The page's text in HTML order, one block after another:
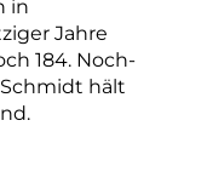
in
Jahre
184. Noch-
hält